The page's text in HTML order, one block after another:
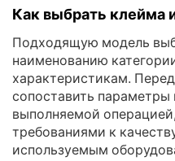
Как выбрать клейма
Подходящую модель
наименованию
характеристикам.
сопоставить параметры
выполняемой
требованиями к
используемым